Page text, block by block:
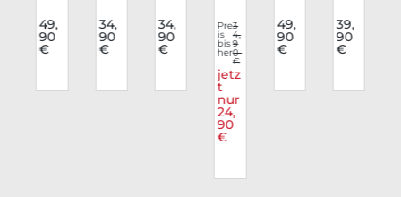
e
Top
Toxi
Blo
49,
90
€
e
Top
Hex
e
34,
90
€
e
Top
Aby
Me
34,
90
€
dy
Co
nto
rtio
n
Pre
is
bis
her
3
4,
9
0
€
jetz
t
nur
24,
90
€
e
Top
Sta
Rio
49,
90
€
e
Top
Vel
ra
39,
90
€